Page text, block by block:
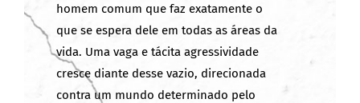
homem comum que faz exatamente o
que se espera dele em todas as áreas da
vida. Uma vaga e tácita agressividade
cresce diante desse vazio, direcionada
contra um mundo determinado pelo